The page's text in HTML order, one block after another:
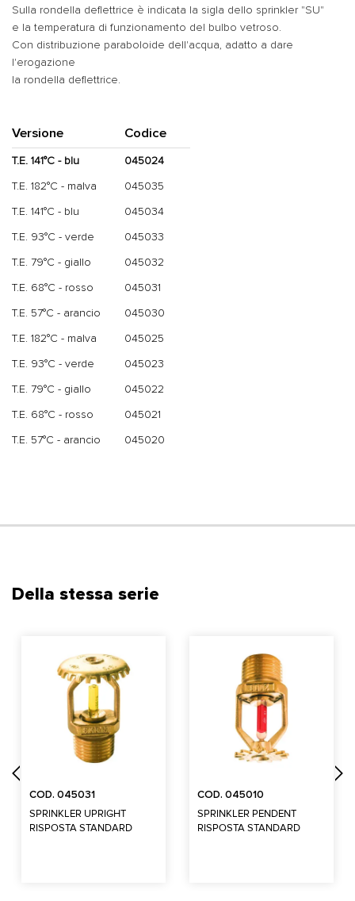
Sulla rondella deflettrice è indicata la sigla dello sprinkler "SU"
e la temperatura di funzionamento del bulbo vetroso.
Con distribuzione paraboloide dell'acqua, adatto a dare
l'erogazione
la rondella deflettrice.
Versione Codice
T.E. 141°C - blu
045024
T.E. 182°C - malva
045035
T.E. 141°C - blu
045034
T.E. 93°C - verde
045033
T.E. 79°C - giallo
045032
T.E. 68°C - rosso
045031
T.E. 57°C - arancio
045030
T.E. 182°C - malva
045025
T.E. 93°C - verde
045023
T.E. 79°C - giallo
045022
T.E. 68°C - rosso
045021
T.E. 57°C - arancio
045020
Della stessa serie
COD. 045031
SPRINKLER UPRIGHT
RISPOSTA STANDARD
COD. 045010
SPRINKLER PENDENT
RISPOSTA STANDARD